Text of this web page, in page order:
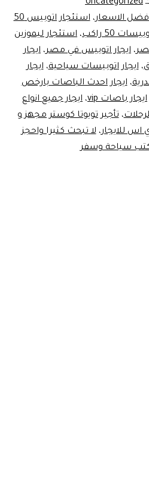
Uncategorized
الاسعار،
استئجار اتوبيس 50
50 راكب ، استئجار ليموزين
، ايجار اتوبيس في مصر، ايجار
،ايجار اتوبيسات سياحية،ايجار
،ايجار احدث الباصات بارخص
ايجار باصات vip ، ايجار جميع انواع
،تأجير تويوتا كوستر مجهز و
اس للايجار،لا تبحث كثيرا واحجز
سياحة وسفر